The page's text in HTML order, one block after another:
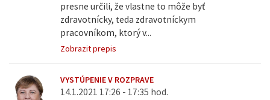
presne určili, že vlastne to môže byť
zdravotnícky, teda zdravotníckym
pracovníkom, ktorý v...
Zobrazit prepis
VYSTÚPENIE V ROZPRAVE
14.1.2021 17:26 - 17:35 hod.